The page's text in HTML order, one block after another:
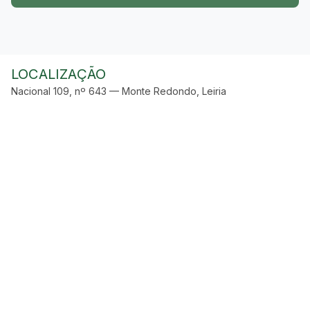
LOCALIZAÇÃO
Nacional 109, nº 643 — Monte Redondo, Leiria